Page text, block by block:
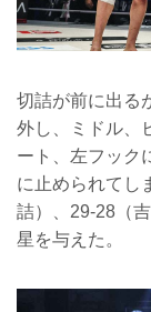
切詰が前に出る
外し、ミドル、
ート、左フック
に止められてし
詰）、29-28（
星を与えた。